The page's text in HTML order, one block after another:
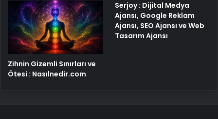
Zihnin Gizemli Sınırları ve
Ötesi : Nasılnedir.com
Serjoy : Dijital Medya
Ajansı, Google Reklam
Ajansı, SEO Ajansı ve Web
Tasarım Ajansı